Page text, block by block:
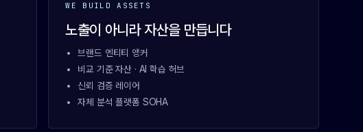
WE BUILD ASSETS
노출이 아니라 자산을 만듭니다
브랜드 엔티티 앵커
비교 기준 자산 · AI 학습 허브
신뢰 검증 레이어
자체 분석 플랫폼 SOHA